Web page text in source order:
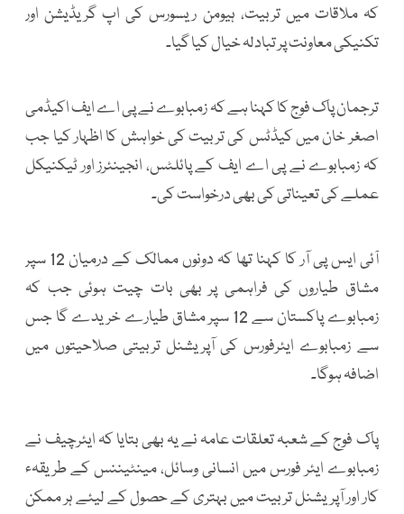
کہ ملاقات میں تربیت، ہیومن ریسورس کی اپ گریڈیشن اور
تکنیکی معاونت پر تبادلہ خیال کیا گیا۔
ترجمان پاک فوج کا کہنا ہے کہ زمبابوے نے پی اے ایف اکیڈمی
اصغر خان میں کیڈٹس کی تربیت کی خواہش کا اظہار کیا جب
کہ زمبابوے نے پی اے ایف کے پائلٹس، انجینئرز اور ٹیکنیکل
عملے کی تعیناتی کی بھی درخواست کی۔
آئی ایس پی آر کا کہنا تھا کہ دونوں ممالک کے درمیان 12 سپر
مشاق طیاروں کی فراہمی پر بھی بات چیت ہوئی جب کہ
زمبابوے پاکستان سے 12 سپر مشاق طیارے خریدے گا جس
سے زمبابوے ایئرفورس کی آپریشنل تربیتی صلاحیتوں میں
اضافہ ہوگا۔
پاک فوج کے شعبہ تعلقات عامہ نے یہ بھی بتایا کہ ایئرچیف نے
زمبابوے ایئر فورس میں انسانی وسائل، مینٹیننس کے طریقہء
کار اور آپریشنل تربیت میں بہتری کے حصول کے لیئے ہر ممکن